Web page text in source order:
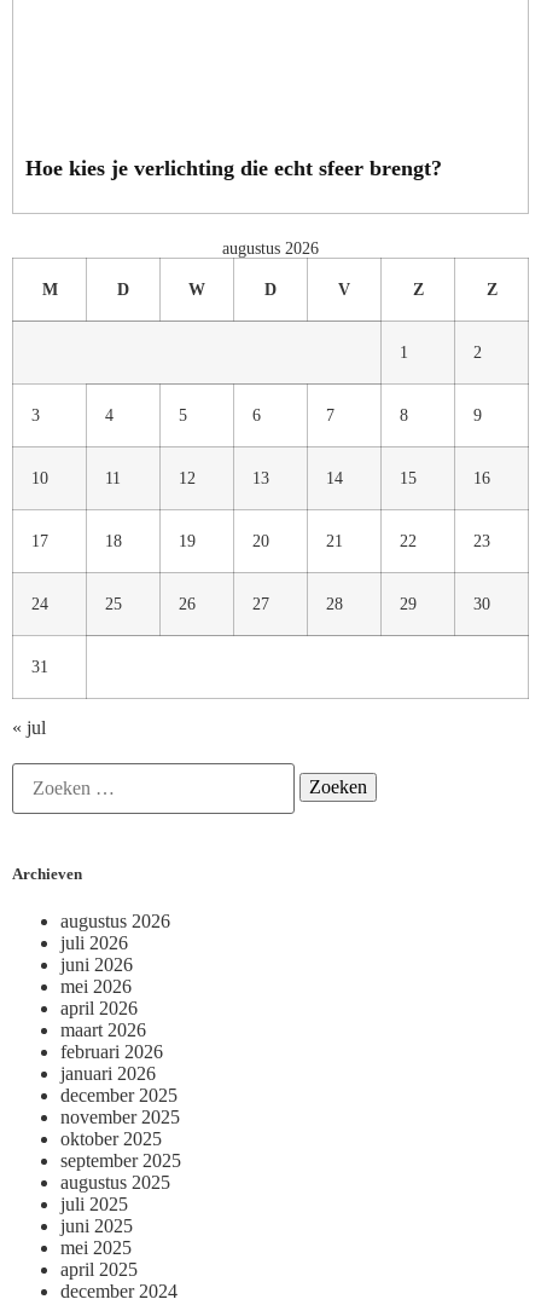
Hoe kies je verlichting die echt sfeer brengt?
augustus 2026
M D W D V Z Z
1 2
3 4 5 6 7 8 9
10 11 12 13 14 15 16
17 18 19 20 21 22 23
24 25 26 27 28 29 30
31
« jul
Archieven
augustus 2026
juli 2026
juni 2026
mei 2026
april 2026
maart 2026
februari 2026
januari 2026
december 2025
november 2025
oktober 2025
september 2025
augustus 2025
juli 2025
juni 2025
mei 2025
april 2025
december 2024